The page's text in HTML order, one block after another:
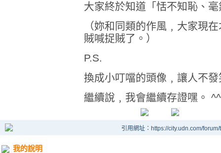
大家終於知道「恬不知恥、
（妳和同類的作風﹐大家現
賊喊捉賊了。）
P.S.
換成小叮噹的頭像﹐讓人不
繼續說﹐我會繼續存證嘿。 ^^
引用網址：https://city.udn.com/
我的說明